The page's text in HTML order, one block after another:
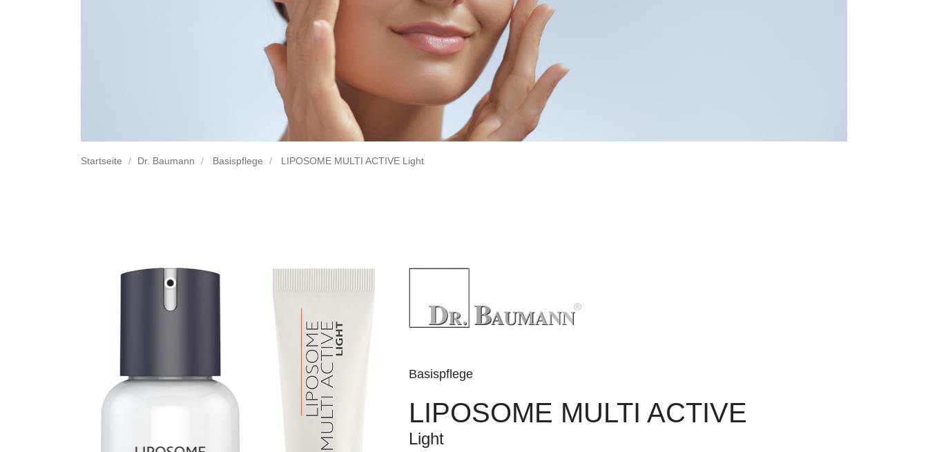
Startseite Dr. Baumann Basispflege LIPOSOME MULTI ACTIVE Light
Basispflege
LIPOSOME MULTI ACTIVE
Light